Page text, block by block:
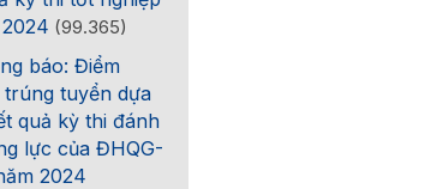
(99.365)
báo: Điểm
tuyển dựa
quả kỳ thi đánh
lực của ĐHQG-
2024